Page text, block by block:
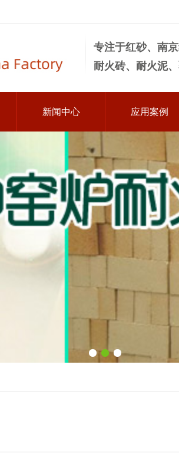
专注于红砂、南
耐火砖、耐火泥
新闻中心 应用案例